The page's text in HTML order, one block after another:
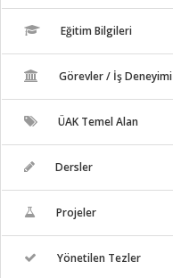
Eğitim Bilgileri
Görevler / İş Deneyimi
ÜAK Temel Alan
Dersler
Projeler
Yönetilen Tezler